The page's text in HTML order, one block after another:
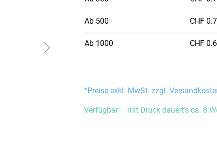
Ab 500 CHF
Ab 1000 CHF
*Preise exkl. MwSt. zzgl.
Verfügbar – mit Druck dauert’s ca. 8